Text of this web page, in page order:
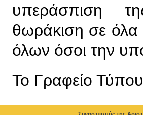
υπεράσπιση
θωράκιση σε
όλων όσοι την
To Γραφείο Τύπου